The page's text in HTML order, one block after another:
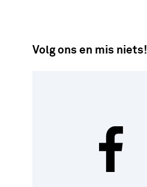
Volg ons en mis niets!